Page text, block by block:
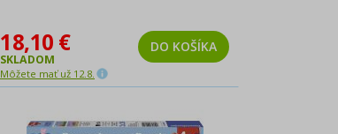
18,10 €
SKLADOM
Môžete mať už 12.8.
DO KOŠÍKA